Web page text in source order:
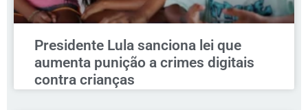
Presidente Lula sanciona lei que
aumenta punição a crimes digitais
contra crianças